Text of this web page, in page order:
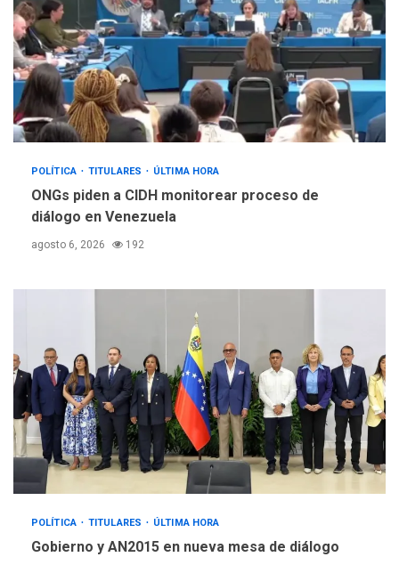
POLÍTICA TITULARES ÚLTIMA HORA
ONGs piden a CIDH monitorear proceso de
diálogo en Venezuela
agosto 6, 2026 192
POLÍTICA TITULARES ÚLTIMA HORA
Gobierno y AN2015 en nueva mesa de diálogo